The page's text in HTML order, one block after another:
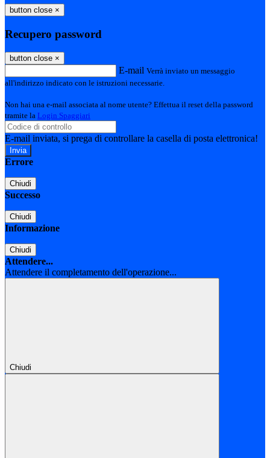
button close ×
Recupero password
button close ×
E-mail Verrà inviato un messaggio
all'indirizzo indicato con le istruzioni necessarie.
Non hai una e-mail associata al nome utente? Effettua il reset della password
tramite la Login Spaggiari
E-mail inviata, si prega di controllare la casella di posta elettronica!
Errore
Chiudi
Successo
Chiudi
Informazione
Chiudi
Attendere...
Attendere il completamento dell'operazione...
Chiudi